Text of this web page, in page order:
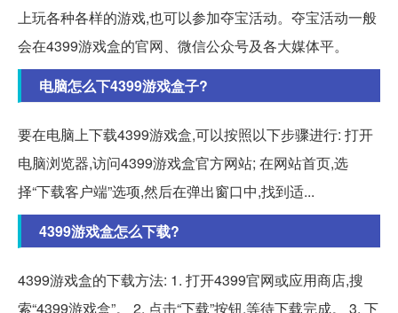
上玩各种各样的游戏,也可以参加夺宝活动。夺宝活动一般
会在4399游戏盒的官网、微信公众号及各大媒体平。
电脑怎么下4399游戏盒子?
要在电脑上下载4399游戏盒,可以按照以下步骤进行: 打开
电脑浏览器,访问4399游戏盒官方网站; 在网站首页,选
择“下载客户端”选项,然后在弹出窗口中,找到适...
4399游戏盒怎么下载?
4399游戏盒的下载方法: 1. 打开4399官网或应用商店,搜
索“4399游戏盒”。 2. 点击“下载”按钮,等待下载完成。 3. 下